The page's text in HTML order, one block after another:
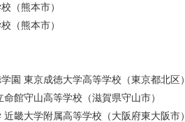
（熊本市）
（熊本市）
園 東京成徳大学高等学校（東京都北区）
館守山高等学校（滋賀県守山市）
畿大学附属高等学校（大阪府東大阪市）